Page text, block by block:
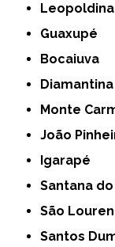
Leopoldina
Guaxupé
Bocaiuva
Diamantina
Monte
João
Igarapé
Santana
São
Santos